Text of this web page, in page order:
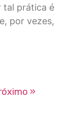
tal prática é
por vezes,
»